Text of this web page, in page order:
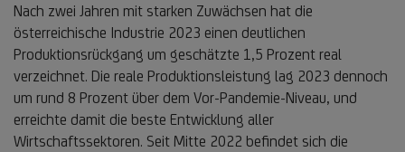
Nach zwei Jahren mit starken Zuwächsen hat die
österreichische Industrie 2023 einen deutlichen
Produktionsrückgang um geschätzte 1,5 Prozent real
verzeichnet. Die reale Produktionsleistung lag 2023 dennoch
um rund 8 Prozent über dem Vor-Pandemie-Niveau, und
erreichte damit die beste Entwicklung aller
Wirtschaftssektoren. Seit Mitte 2022 befindet sich die